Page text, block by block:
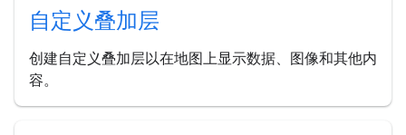
自定义叠加层
创建自定义叠加层以在地图上显示数据、图像和其他内
容。